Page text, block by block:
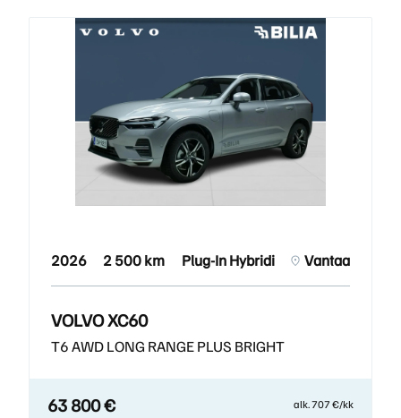
2026 2 500 km Plug-In Hybridi Vantaa
VOLVO XC60
T6 AWD LONG RANGE PLUS BRIGHT
63 800 € alk. 707 €/kk